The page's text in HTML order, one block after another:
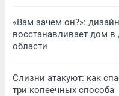
«Вам зачем он?»:
восстанавливает дом в
области
Слизни атакуют: как
три копеечных способа